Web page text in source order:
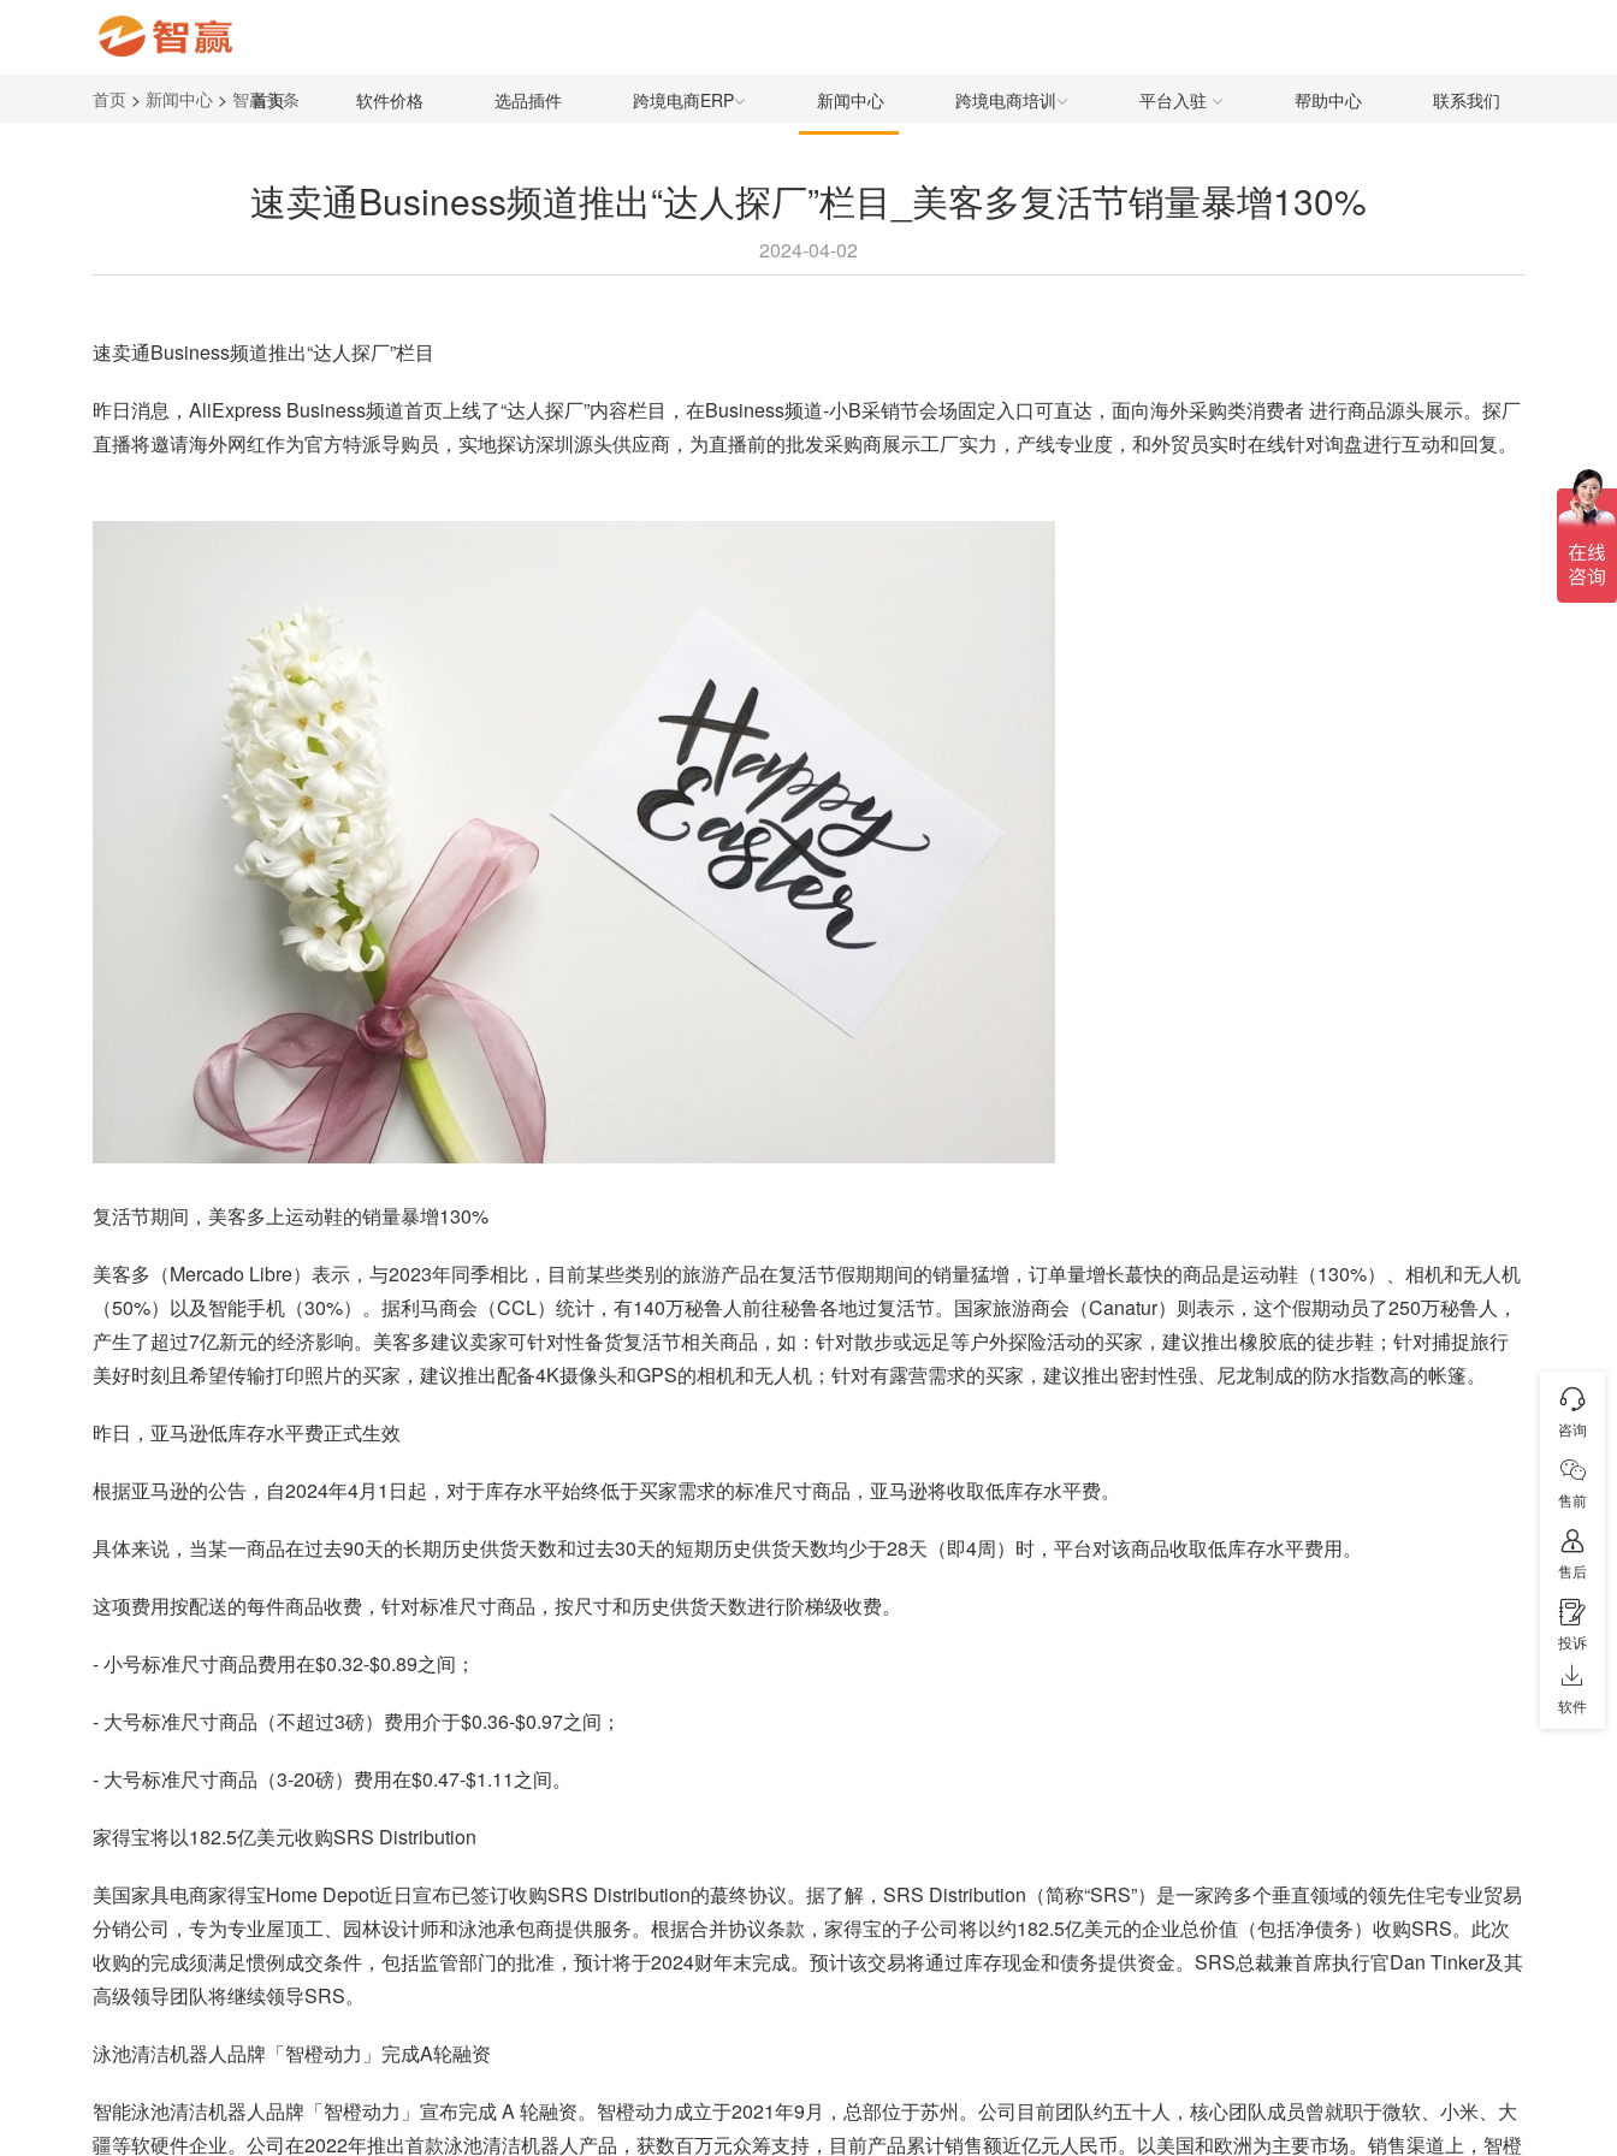
首页 软件价格 选品插件 跨境电商ERP 新闻中心 跨境电商培训 平台入驻 帮助中心 联系我们
首页 > 新闻中心 > 智赢头条
速卖通Business频道推出“达人探厂”栏目_美客多复活节销量暴增130%
2024-04-02
速卖通Business频道推出“达人探厂”栏目
昨日消息，AliExpress Business频道首页上线了“达人探厂”内容栏目，在Business频道-小B采销节会场固定入口可直达，面向海外采购类消费者 进行商品源头展示。探厂
直播将邀请海外网红作为官方特派导购员，实地探访深圳源头供应商，为直播前的批发采购商展示工厂实力，产线专业度，和外贸员实时在线针对询盘进行互动和回复。
复活节期间， 美客多上运动鞋的销量暴增130%
美客多（Mercado Libre）表示，与2023年同季相比，目前某些类别的旅游产品在复活节假期期间的销量猛增，订单量增长蕞快的商品是运动鞋（130%）、相机和无人机
（50%）以及智能手机（30%）。据利马商会（CCL）统计，有140万秘鲁人前往秘鲁各地过复活节。国家旅游商会（Canatur）则表示，这个假期动员了250万秘鲁人，
产生了超过7亿新元的经济影响。美客多建议卖家可针对性备货复活节相关商品，如：针对散步或远足等户外探险活动的买家，建议推出橡胶底的徒步鞋；针对捕捉旅行
美好时刻且希望传输打印照片的买家，建议推出配备4K摄像头和GPS的相机和无人机；针对有露营需求的买家，建议推出密封性强、尼龙制成的防水指数高的帐篷。
昨日， 亚马逊低库存水平费正式生效
根据亚马逊的公告，自2024年4月1日起，对于库存水平始终低于买家需求的标准尺寸商品，亚马逊将收取低库存水平费。
具体来说，当某一商品在过去90天的长期历史供货天数和过去30天的短期历史供货天数均少于28天（即4周）时，平台对该商品收取低库存水平费用。
这项费用按配送的每件商品收费，针对标准尺寸商品，按尺寸和历史供货天数进行阶梯级收费。
- 小号标准尺寸商品费用在$0.32-$0.89之间；
- 大号标准尺寸商品（不超过3磅）费用介于$0.36-$0.97之间；
- 大号标准尺寸商品（3-20磅）费用在$0.47-$1.11之间。
家得宝将以182.5亿美元收购SRS Distribution
美国家具电商家得宝Home Depot近日宣布已签订收购SRS Distribution的蕞终协议。据了解，SRS Distribution（简称“SRS”）是一家跨多个垂直领域的领先住宅专业贸易
分销公司，专为专业屋顶工、园林设计师和泳池承包商提供服务。根据合并协议条款，家得宝的子公司将以约182.5亿美元的企业总价值（包括净债务）收购SRS。此次
收购的完成须满足惯例成交条件，包括监管部门的批准，预计将于2024财年末完成。预计该交易将通过库存现金和债务提供资金。SRS总裁兼首席执行官Dan Tinker及其
高级领导团队将继续领导SRS。
泳池清洁机器人品牌「智橙动力」完成A轮融资
智能泳池清洁机器人品牌「智橙动力」宣布完成 A 轮融资。智橙动力成立于2021年9月，总部位于苏州。公司目前团队约五十人，核心团队成员曾就职于微软、小米、大
疆等软硬件企业。公司在2022年推出首款泳池清洁机器人产品，获数百万元众筹支持，目前产品累计销售额近亿元人民币。以美国和欧洲为主要市场。销售渠道上，智橙
咨询
售前
售后
投诉
软件